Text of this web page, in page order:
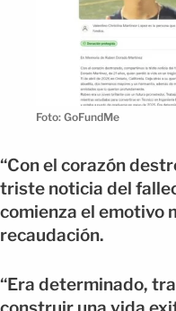
Foto: GoFundMe
“Con el corazón
triste noticia del
comienza el emotivo
recaudación.
“Era determinado,